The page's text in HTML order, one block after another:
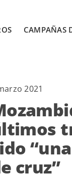
CAMPAÑAS
2021
cruz”